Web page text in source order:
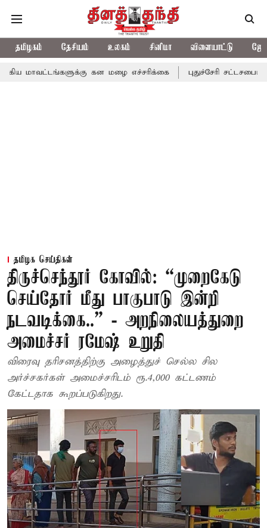
தமிழகம் தேசியம் உலகம் சினிமா விளையாட்டு
கன மழை எச்சரிக்கை புதுச்சேரி சட்டசபையில் வரும்
தமிழக செய்திகள்
திருச்செந்தூர் கோவில்: “முறைகேடு
செய்தோர் மீது பாகுபாடு இன்றி
நடவடிக்கை..” - அறநிலையத்துறை
அமைச்சர் ரமேஷ் உறுதி
விரைவு தரிசனத்திற்கு அழைத்துச் செல்ல சில
அர்ச்சகர்கள் அமைச்சரிடம் ரூ.4,000 கட்டணம்
கேட்டதாக கூறப்படுகிறது.